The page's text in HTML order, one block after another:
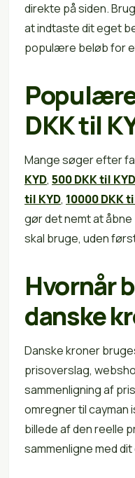
direkte på siden.
at indtaste dit eget
populære beløb for
DKK til
Mange søger efter
KYD, 500 DKK til KYD
til KYD, 10000 DKK
gør det nemt at
skal bruge, uden
Hvornår
danske
Danske kroner
prisoverslag,
sammenligning af
omregner til cayman
billede af den reelle
sammenligne med